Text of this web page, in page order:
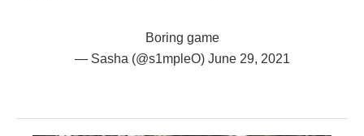
Boring game
— Sasha (@s1mpleO) June 29, 2021